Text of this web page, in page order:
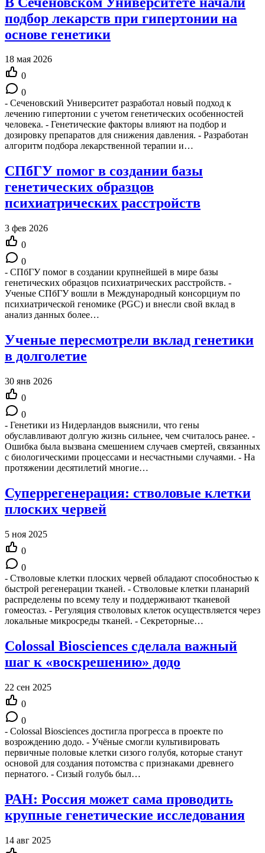
подбор лекарств при гипертонии на
основе генетики
18 мая 2026
0
0
- Сеченовский Университет разработал новый подход к
лечению гипертонии с учетом генетических особенностей
человека. - Генетические факторы влияют на подбор и
дозировку препаратов для снижения давления. - Разработан
алгоритм подбора лекарственной терапии и…
СПбГУ помог в создании базы
генетических образцов
психиатрических расстройств
3 фев 2026
0
0
- СПбГУ помог в создании крупнейшей в мире базы
генетических образцов психиатрических расстройств. -
Ученые СПбГУ вошли в Международный консорциум по
психиатрической геномике (PGC) и внесли свой вклад в
анализ данных более…
Ученые пересмотрели вклад генетики
в долголетие
30 янв 2026
0
0
- Генетики из Нидерландов выяснили, что гены
обуславливают долгую жизнь сильнее, чем считалось ранее. -
Ошибка была вызвана смешением случаев смертей, связанных
с биологическими процессами и несчастными случаями. - На
протяжении десятилетий многие…
Суперрегенерация: стволовые клетки
плоских червей
5 ноя 2025
0
0
- Стволовые клетки плоских червей обладают способностью к
быстрой регенерации тканей. - Стволовые клетки планарий
распределены по всему телу и поддерживают тканевой
гомеостаз. - Регуляция стволовых клеток осуществляется через
локальные микросреды тканей. - Секреторные…
Colossal Biosciences сделала важный
шаг к «воскрешению» додо
22 сен 2025
0
0
- Colossal Biosciences достигла прогресса в проекте по
возрождению додо. - Учёные смогли культивировать
первичные половые клетки сизого голубя, которые станут
основой для создания потомства с признаками древнего
пернатого. - Сизый голубь был…
РАН: Россия может сама проводить
крупные генетические исследования
14 авг 2025